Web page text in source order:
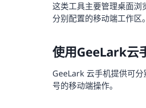
这类工具主要管理桌面浏
分别配置的移动端工作区。
使用GeeLark云
GeeLark 云手机提供可
号的移动端操作。